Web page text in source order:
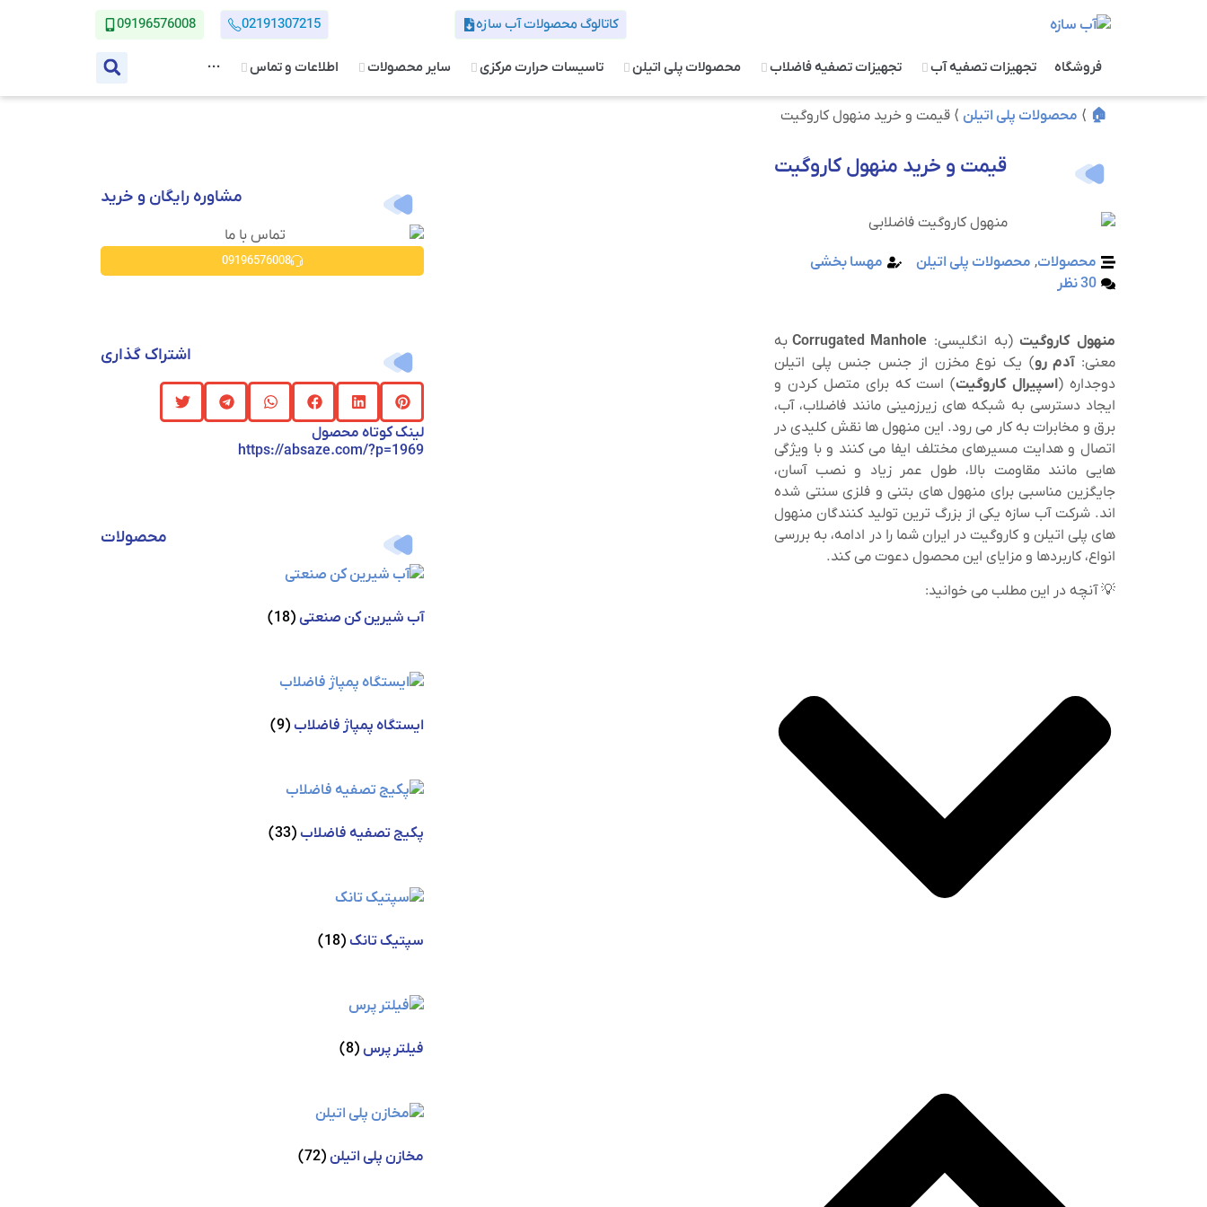
کاتالوگ محصولات آب سازه 02191307215
09196576008
فروشگاه تجهیزات تصفیه آب تجهیزات تصفیه فاضلاب محصولات پلی اتیلن تاسیسات حرارت مرکزی سایر محصولات اطلاعات و تماس ···
🏠
⟩ محصولات پلی اتیلن ⟩ قیمت و خرید منهول کاروگیت
قیمت و خرید منهول کاروگیت
محصولات, محصولات پلی اتیلن
مهسا بخشی
30 نظر
منهول کاروگیت(به انگلیسی: Corrugated Manhole به
معنی:آدم رو) یک نوع مخزن از جنس جنس پلی‌ اتیلن
دوجداره (اسپیرال کاروگیت) است که برای متصل کردن و
ایجاد دسترسی به شبکه‌ های زیرزمینی مانند فاضلاب، آب،
برق و مخابرات به کار می‌ رود. این منهول‌ ها نقش کلیدی در
اتصال و هدایت مسیرهای مختلف ایفا می‌ کنند و با ویژگی‌
هایی مانند مقاومت بالا، طول عمر زیاد و نصب آسان،
جایگزین مناسبی برای منهول‌ های بتنی و فلزی سنتی شده‌
اند. شرکت آب سازه یکی از بزرگ‌ ترین تولید کنندگان منهول‌
های پلی‌ اتیلن و کاروگیت در ایران شما را در ادامه، به بررسی
انواع، کاربردها و مزایای این محصول دعوت می کند.
💡 آنچه در این مطلب می خوانید:
مشاوره رایگان و خرید
09196576008
اشتراک گذاری
لینک کوتاه محصول
https://absaze.com/?p=1969
محصولات
آب شیرین کن صنعتی (18)
ایستگاه پمپاژ فاضلاب (9)
پکیج تصفیه فاضلاب (33)
سپتیک تانک (18)
فیلتر پرس (8)
مخازن پلی اتیلن (72)